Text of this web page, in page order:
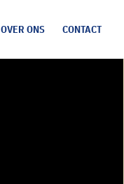
OVER ONS CONTACT